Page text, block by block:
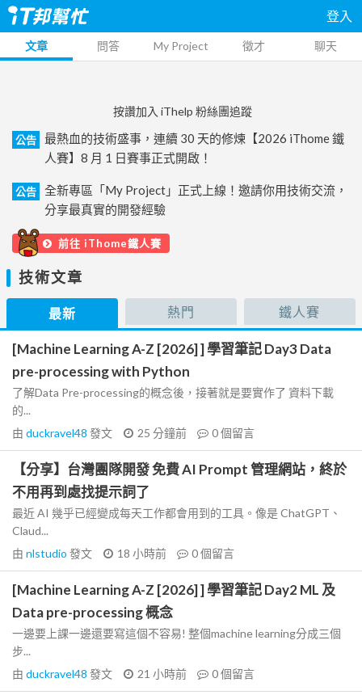
登入
文章 問答 My Project 徵才 聊天
按讚加入 iThelp 粉絲團追蹤
公告
最熱血的技術盛事，連續 30 天的修煉【2026 iThome 鐵
人賽】8 月 1 日賽事正式開啟！
公告
全新專區「My Project」正式上線！邀請你用技術交流，
分享最真實的開發經驗
前往 iThome鐵人賽
技術文章
最新 熱門 鐵人賽
[Machine Learning A-Z [2026] ] 學習筆記 Day3 Data
pre-processing with Python
了解Data Pre-processing的概念後，接著就是要實作了 資料下載
的...
由 duckravel48 發文 25 分鐘前 0個留言
【分享】台灣團隊開發 免費 AI Prompt 管理網站，終於
不用再到處找提示詞了
最近 AI 幾乎已經變成每天工作都會用到的工具。像是 ChatGPT、
Claud...
由 nlstudio 發文 18 小時前 0個留言
[Machine Learning A-Z [2026] ] 學習筆記 Day2 ML 及
Data pre-processing 概念
一邊要上課一邊還要寫這個不容易! 整個machine learning分成三個
步...
由 duckravel48 發文 21 小時前 0個留言